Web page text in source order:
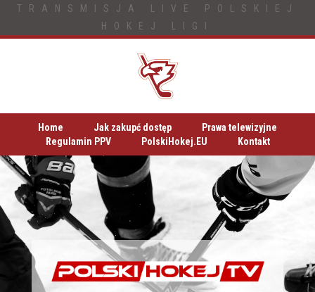
TRANSMISJA LIVE POLSKIEJ
HOKEJ LIGI
Home Jak zakupć dostęp
Prawa telewizyjne
Regulamin PPV
PolskiHokej.EU Kontakt